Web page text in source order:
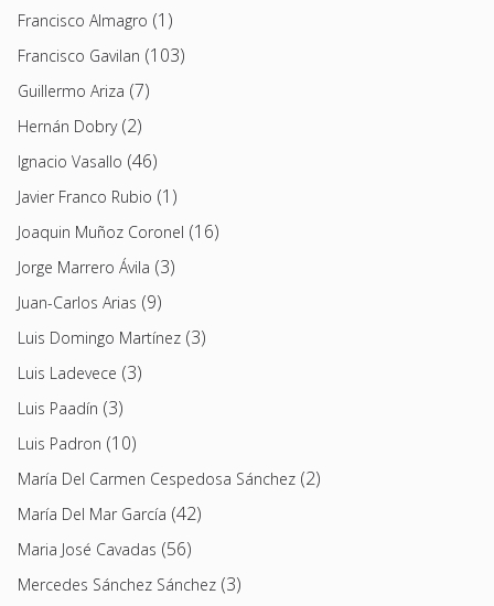
Francisco Almagro (1)
Francisco Gavilan (103)
Guillermo Ariza (7)
Hernán Dobry(2)
Ignacio Vasallo (46)
Javier Franco Rubio (1)
Joaquin Muñoz Coronel (16)
Jorge Marrero Ávila (3)
Juan-Carlos Arias (9)
Luis Domingo Martínez (3)
Luis Ladevece (3)
Luis Paadín (3)
Luis Padron (10)
María Del Carmen Cespedosa Sánchez (2)
María Del Mar García (42)
Maria José Cavadas (56)
Mercedes Sánchez Sánchez (3)